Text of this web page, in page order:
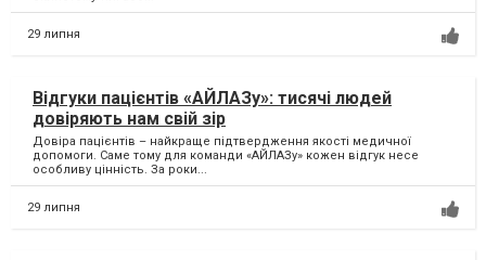
29 липня
Відгуки пацієнтів «АЙЛАЗу»: тисячі людей
довіряють нам свій зір
Довіра пацієнтів – найкраще підтвердження якості медичної
допомоги. Саме тому для команди «АЙЛАЗу» кожен відгук несе
особливу цінність. За роки...
29 липня